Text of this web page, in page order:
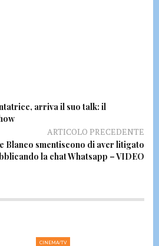
arriva il suo talk: il
ARTICOLO PRECEDENTE
Blanco smentiscono di aver litigato
la chat Whatsapp – VIDEO
CINEMA/TV